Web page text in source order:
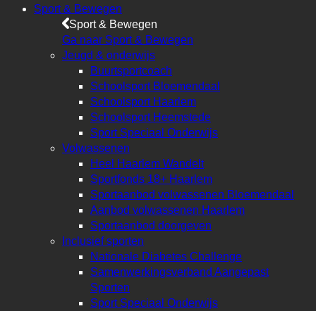
Sport & Bewegen
Sport & Bewegen
Ga naar Sport & Bewegen
Jeugd & onderwijs
Buurtsportcoach
Schoolsport Bloemendaal
Schoolsport Haarlem
Schoolsport Heemstede
Sport Speciaal Onderwijs
Volwassenen
Heel Haarlem Wandelt
Sportfonds 18+ Haarlem
Sportaanbod volwassenen Bloemendaal
Aanbod volwassenen Haarlem
Sportaanbod doorgeven
Inclusief sporten
Nationale Diabetes Challenge
Samenwerkingsverband Aangepast
Sporten
Sport Speciaal Onderwijs